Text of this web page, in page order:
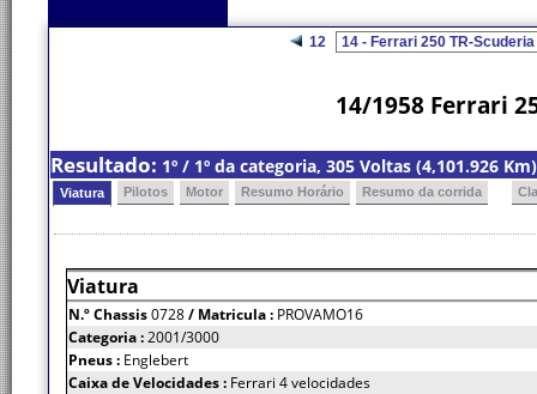
12
14/1958 Ferrari
Resultado: 1º / 1º da categoria, 305 Voltas (4,101.926
Viatura Pilotos Motor Resumo Horário Resumo da corrida
Viatura
N.º Chassis0728/ Matricula : PROVAMO16
Categoria :2001/3000
Pneus : Englebert
Caixa de Velocidades : Ferrari 4 velocidades